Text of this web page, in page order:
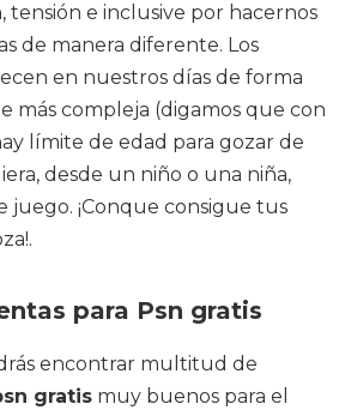
tensión e inclusive por hacernos
de manera diferente. Los
en nuestros días de forma
más compleja (digamos que con
límite de edad para gozar de
desde un niño o una niña,
juego. ¡Conque consigue tus
para Psn gratis
encontrar multitud de
gratis muy buenos para el